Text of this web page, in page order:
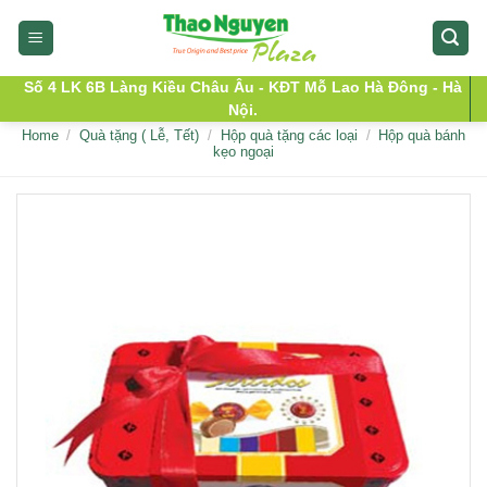
Số 4 LK 6B Làng Kiều Châu Âu - KĐT Mỗ Lao Hà Đông - Hà
Nội.
Home / Quà tặng ( Lễ, Tết) / Hộp quà tặng các loại /
Hộp quà bánh
kẹo ngoại